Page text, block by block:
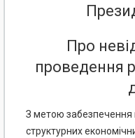
Про
проведення
З метою забезпечення
структурних